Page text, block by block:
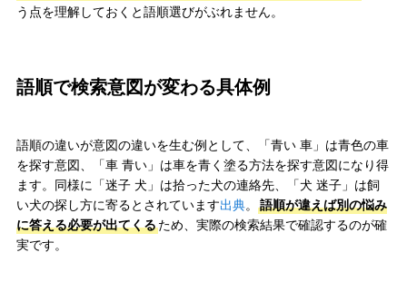
う点を理解しておくと語順選びがぶれません。
語順で検索意図が変わる具体例
語順の違いが意図の違いを生む例として、「青い 車」は青色の車
を探す意図、「車 青い」は車を青く塗る方法を探す意図になり得
ます。同様に「迷子 犬」は拾った犬の連絡先、「犬 迷子」は飼
い犬の探し方に寄るとされています出典。
語順が違えば別の悩み
に答える必要が出てくるため、実際の検索結果で確認するのが確
実です。